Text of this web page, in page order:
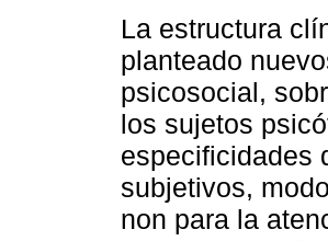
La estructura
planteado
psicosocial,
los sujetos
especificidades
subjetivos,
non para la